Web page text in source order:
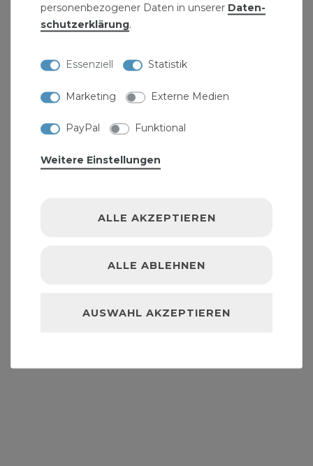
Produktdetails:
Grösse: 1" - 3/4" - 1" Zoll
Winkel: 90° Grad
Gewinde: Innen / Innen / Innen
ROhrschellen. Des weiteren können wir Ihnen
personenbezogener Daten in unserer Daten­
schutz­erklärung.
Essenziell Statistik
Marketing Externe Medien
PayPal Funktional
Weitere Einstellungen
ALLE AKZEPTIEREN
ALLE ABLEHNEN
AUSWAHL AKZEPTIEREN